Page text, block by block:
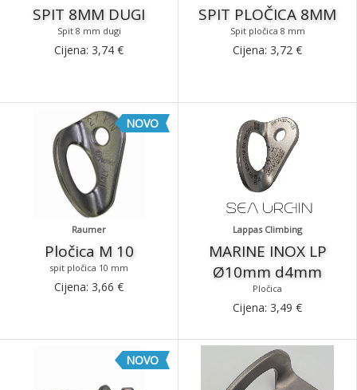
SPIT 8MM DUGI
Spit 8 mm dugi
Cijena: 3,74 €
SPIT PLOČICA 8MM
Spit pločica 8 mm
Cijena: 3,72 €
Raumer
Pločica M 10
spit pločica 10 mm
NOVO
Cijena: 3,66 €
Lappas Climbing
MARINE INOX LP
Ø10mm d4mm
Pločica
Cijena: 3,49 €
NOVO